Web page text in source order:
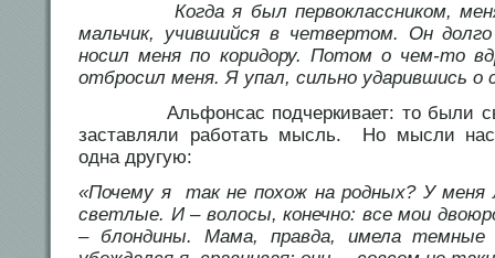
Когда я был первоклассником, меня
мальчик, учившийся в четвертом. Он
носил меня по коридору. Потом о чем-то
отбросил меня. Я упал, сильно ударившись о
Альфонсас подчеркивает: то были
заставляли работать мысль. Но мысли
одна другую:
«Почему я так не похож на родных? У меня
светлые. И – волосы, конечно: все мои
– блондины. Мама, правда, имела темные